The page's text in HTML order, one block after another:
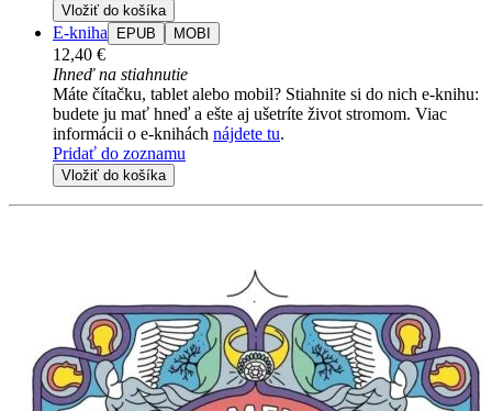
Vložiť do košíka
E-kniha EPUB MOBI
12,40 €
Ihneď na stiahnutie
Máte čítačku, tablet alebo mobil? Stiahnite si do nich e-knihu:
budete ju mať hneď a ešte aj ušetríte život stromom. Viac
informácii o e-knihách nájdete tu.
Pridať do zoznamu
Vložiť do košíka